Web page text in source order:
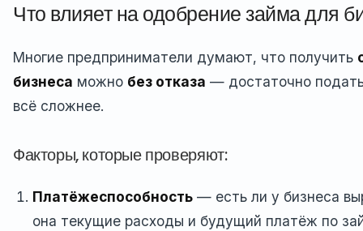
Что влияет на одобрение займа для
Многие предприниматели думают, что получить
бизнеса можно без отказа — достаточно
всё сложнее.
Факторы, которые проверяют:
Платёжеспособность — есть ли у бизнеса
она текущие расходы и будущий платёж по